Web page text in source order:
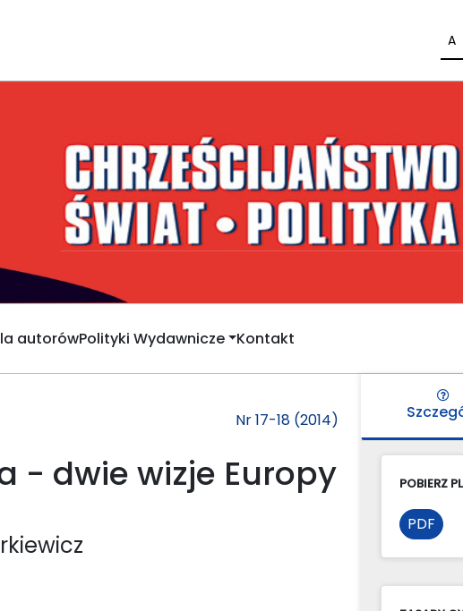
A
autorówPolityki Wydawnicze Kontakt
Nr 17-18 (2014)
- dwie wizje Europy POBIERZ
PDF